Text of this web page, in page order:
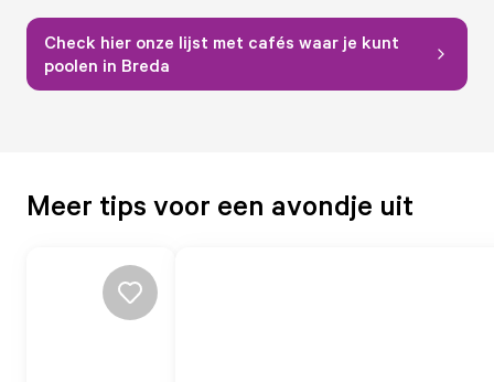
Check hier onze lijst met cafés waar je kunt
poolen in Breda
Meer tips voor een avondje uit